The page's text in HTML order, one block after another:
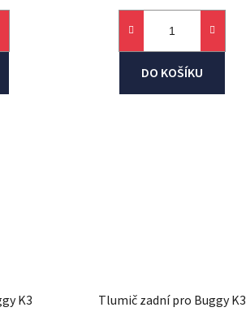
DO KOŠÍKU
K3 Tlumič zadní pro Buggy K3